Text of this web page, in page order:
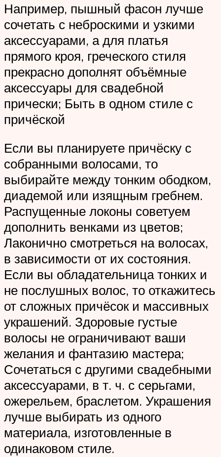
Например, пышный фасон лучше
сочетать с неброскими и узкими
аксессуарами, а для платья
прямого кроя, греческого стиля
прекрасно дополнят объёмные
аксессуары для свадебной
прически; Быть в одном стиле с
причёской
Если вы планируете причёску с
собранными волосами, то
выбирайте между тонким ободком,
диадемой или изящным гребнем.
Распущенные локоны советуем
дополнить венками из цветов;
Лаконично смотреться на волосах,
в зависимости от их состояния.
Если вы обладательница тонких и
не послушных волос, то откажитесь
от сложных причёсок и массивных
украшений. Здоровые густые
волосы не ограничивают ваши
желания и фантазию мастера;
Сочетаться с другими свадебными
аксессуарами, в т. ч. с серьгами,
ожерельем, браслетом. Украшения
лучше выбирать из одного
материала, изготовленные в
одинаковом стиле.